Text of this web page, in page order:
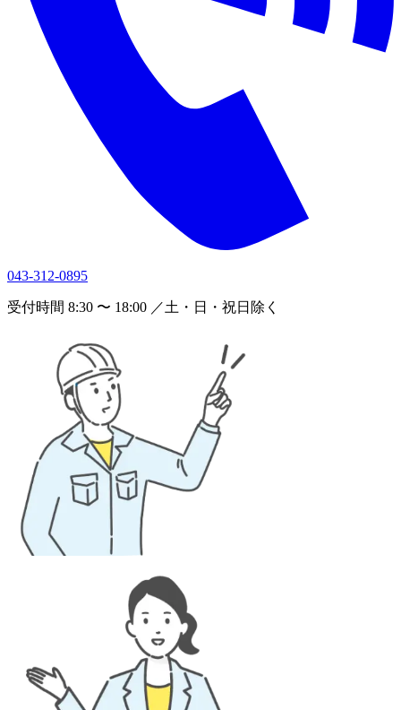
043-312-0895
受付時間 8:30 〜 18:00 ／土・日・祝日除く